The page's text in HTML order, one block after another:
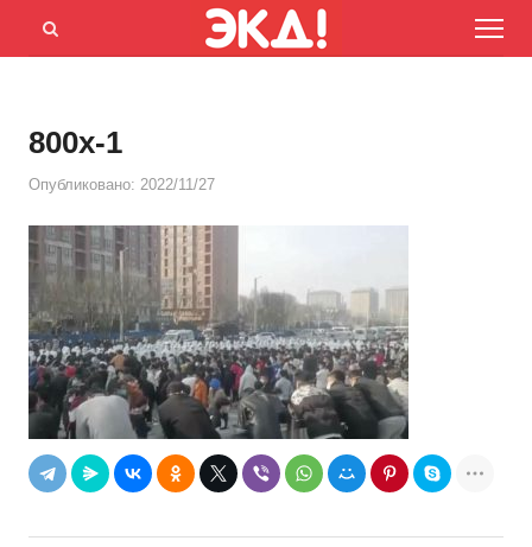
Menu
Открыть
800x-1
Опубликовано: 2022/11/27